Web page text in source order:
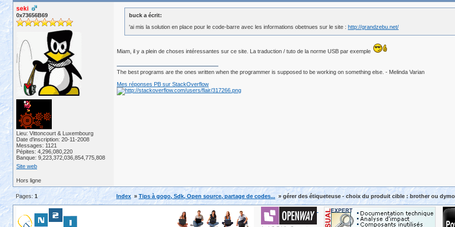
seki
0x73656B69
Lieu: Vittoncourt & Luxembourg
Date d'inscription: 20-11-2008
Messages: 1121
Pépites: 4,296,080,220
Banque: 9,223,372,036,854,775,808
Site web
buck a écrit:
'ai mis la solution en place pour le code-barre avec les informations obetnues sur le site : http://grandzebu.net/
Miam, il y a plein de choses intéressantes sur ce site. La traduction / tuto de la norme USB par exemple
The best programs are the ones written when the programmer is supposed to be working on something else. - Melinda Varian
Mes réponses PB sur StackOverflow
Hors ligne
Pages: 1 Index »Tips à gogo, Sdk, Open source, partage de codes... » gérer des étiqueteuse - choix du produit cible : brother ou